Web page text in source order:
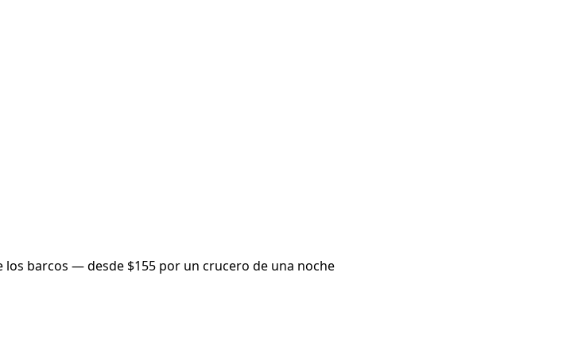
los barcos — desde $155 por un crucero de una noche